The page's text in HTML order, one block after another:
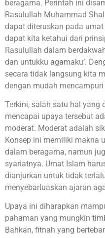
beragama. Perintah ini
Rasulullah Muhammad
dapat diteruskan pada
dapat kita ketahui dari
Rasulullah dalam
dan untukku agamaku’.
secara tidak langsung kita
dengan mudah
Terkini, salah satu hal yang
mencapai upaya tersebut
moderat. Moderat adalah
Konsep ini memiliki makna
dalam beragama, namun
syariatnya. Umat Islam
dianjurkan untuk tidak
menyebarluaskan ajaran
Upaya ini diharapkan
pahaman yang mungkin
Bahkan, fitnah yang